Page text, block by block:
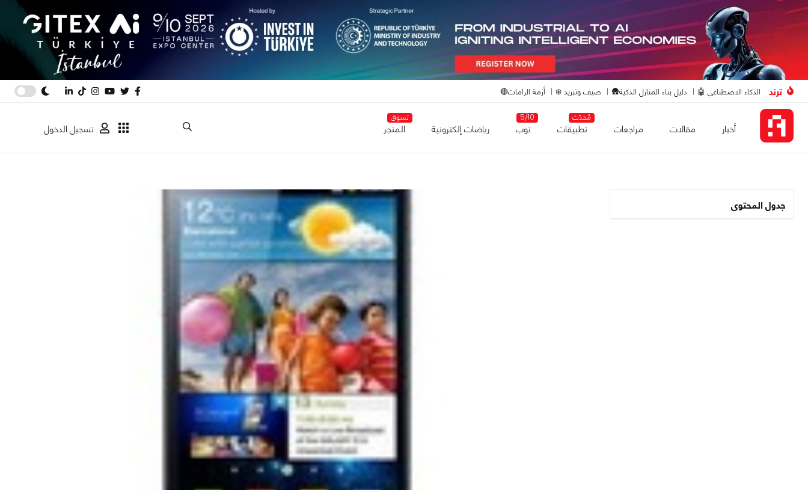
ترند الذكاء الاصطناعي 🤖 دليل بناء المنازل الذكية🛖 صيف وتبريد ❄️ أزمة الرامات🔴
أخبار مقالات مراجعات
مُحدّث
تطبيقات
5/10
توب رياضات إلكترونية
تسوق
المتجر تسجيل الدخول
جدول المحتوى